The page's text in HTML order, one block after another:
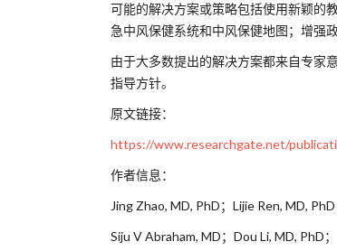
可能的解决方案或策略包括使用新颖的
急中风保健系统和中风保健地图；增强
由于大多数提出的解决方案都来自专家
指导方针。
原文链接：
https://www.researchgate.net/
作者信息：
Jing Zhao, MD, PhD；Lijie Ren, MD, PhD
Siju V Abraham, MD；Dou Li, MD, PhD；